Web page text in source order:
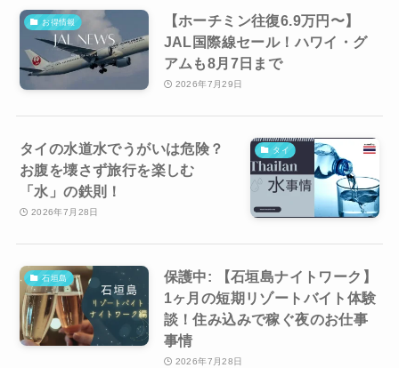
お得情報
【ホーチミン往復6.9万円〜】
JAL国際線セール！ハワイ・グ
アムも8月7日まで
2026年7月29日
タイ
タイの水道水でうがいは危険？
お腹を壊さず旅行を楽しむ
「水」の鉄則！
2026年7月28日
石垣島
保護中: 【石垣島ナイトワーク】
1ヶ月の短期リゾートバイト体験
談！住み込みで稼ぐ夜のお仕事
事情
2026年7月28日